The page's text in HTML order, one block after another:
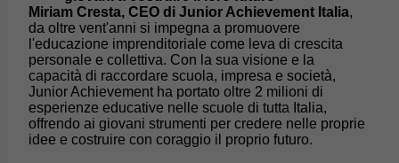
Miriam Cresta, CEO di Junior Achievement Italia,
da oltre vent'anni si impegna a promuovere
l'educazione imprenditoriale come leva di crescita
personale e collettiva. Con la sua visione e la
capacità di raccordare scuola, impresa e società,
Junior Achievement ha portato oltre 2 milioni di
esperienze educative nelle scuole di tutta Italia,
offrendo ai giovani strumenti per credere nelle proprie
idee e costruire con coraggio il proprio futuro.